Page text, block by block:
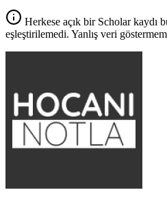
Herkese açık bir Scholar kaydı
eşleştirilemedi. Yanlış veri